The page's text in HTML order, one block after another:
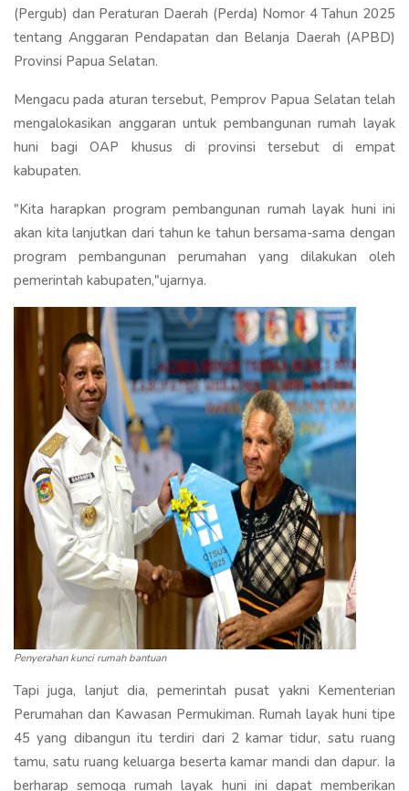
(Pergub) dan Peraturan Daerah (Perda) Nomor 4 Tahun 2025
tentang Anggaran Pendapatan dan Belanja Daerah (APBD)
Provinsi Papua Selatan.
Mengacu pada aturan tersebut, Pemprov Papua Selatan telah
mengalokasikan anggaran untuk pembangunan rumah layak
huni bagi OAP khusus di provinsi tersebut di empat
kabupaten.
"Kita harapkan program pembangunan rumah layak huni ini
akan kita lanjutkan dari tahun ke tahun bersama-sama dengan
program pembangunan perumahan yang dilakukan oleh
pemerintah kabupaten,"ujarnya.
Penyerahan kunci rumah bantuan
Tapi juga, lanjut dia, pemerintah pusat yakni Kementerian
Perumahan dan Kawasan Permukiman. Rumah layak huni tipe
45 yang dibangun itu terdiri dari 2 kamar tidur, satu ruang
tamu, satu ruang keluarga beserta kamar mandi dan dapur. Ia
berharap semoga rumah layak huni ini dapat memberikan